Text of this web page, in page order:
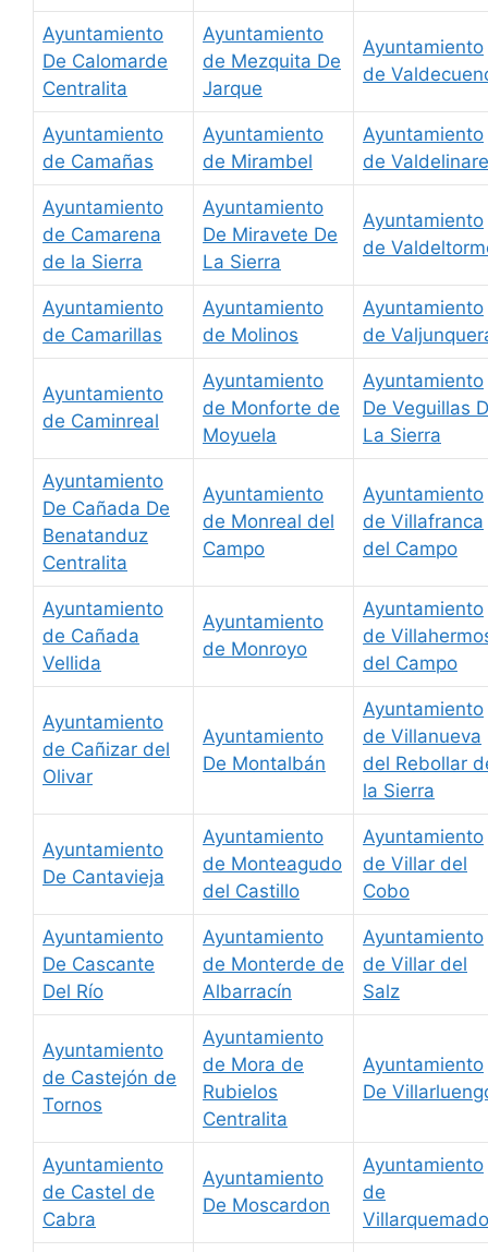
Ayuntamiento
De Calomarde
Centralita
Ayuntamiento
de Mezquita De
Jarque
Ayuntamiento
de
Ayuntamiento
de Camañas
Ayuntamiento
de Mirambel
Ayuntamiento
de
Ayuntamiento
de Camarena
de la Sierra
Ayuntamiento
De Miravete De
La Sierra
Ayuntamiento
de
Ayuntamiento
de Camarillas
Ayuntamiento
de Molinos
Ayuntamiento
de
Ayuntamiento
de Caminreal
Ayuntamiento
de Monforte de
Moyuela
Ayuntamiento
De Veguillas
La Sierra
Ayuntamiento
De Cañada De
Benatanduz
Centralita
Ayuntamiento
de Monreal del
Campo
Ayuntamiento
de Villafranca
del Campo
Ayuntamiento
de Cañada
Vellida
Ayuntamiento
de Monroyo
Ayuntamiento
de
del Campo
Ayuntamiento
de Cañizar del
Olivar
Ayuntamiento
De Montalbán
Ayuntamiento
de Villanueva
del Rebollar
la Sierra
Ayuntamiento
De Cantavieja
Ayuntamiento
de Monteagudo
del Castillo
Ayuntamiento
de Villar del
Cobo
Ayuntamiento
De Cascante
Del Río
Ayuntamiento
de Monterde de
Albarracín
Ayuntamiento
de Villar del
Salz
Ayuntamiento
de Castejón de
Tornos
Ayuntamiento
de Mora de
Rubielos
Centralita
Ayuntamiento
De
Ayuntamiento
de Castel de
Cabra
Ayuntamiento
De Moscardon
Ayuntamiento
de
Villarquemado